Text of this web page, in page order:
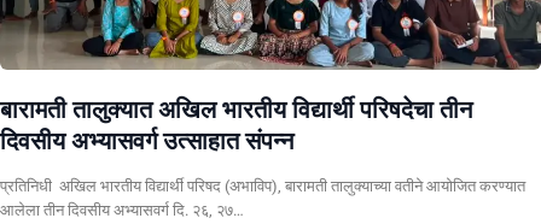
बारामती तालुक्यात अखिल भारतीय विद्यार्थी परिषदेचा तीन
दिवसीय अभ्यासवर्ग उत्साहात संपन्न
प्रतिनिधी अखिल भारतीय विद्यार्थी परिषद (अभाविप), बारामती तालुक्याच्या वतीने आयोजित करण्यात
आलेला तीन दिवसीय अभ्यासवर्ग दि. २६, २७…